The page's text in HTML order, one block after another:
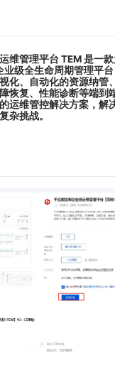
维管理平台 TEM 是一
业级全生命周期管理平
化、自动化的资源纳管
恢复、性能诊断等端到
运维管控解决方案，解
杂挑战。